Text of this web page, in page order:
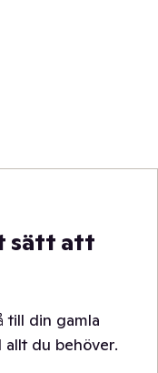
sätt att
till din gamla
du behöver.